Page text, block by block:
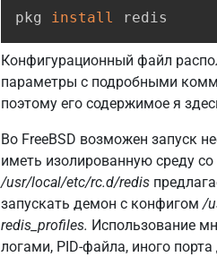
pkg install redis
Конфигурационный файл
параметры с подробными
поэтому его содержимое я
Во FreeBSD возможен запуск
иметь изолированную среду
/usr/local/etc/rc.d/redis
запускать демон с конфигом/
redis_profiles. Использование
логами, PID-файла, иного